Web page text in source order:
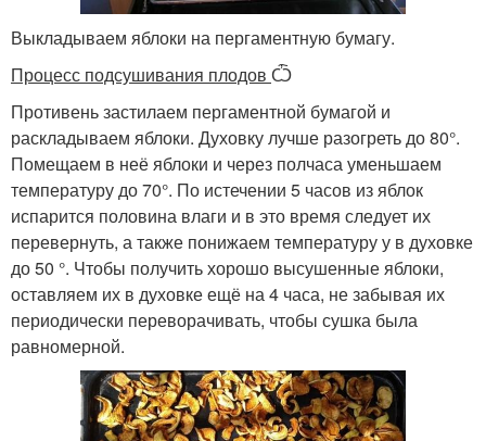
Выкладываем яблоки на пергаментную бумагу.
Процесс подсушивания плодов Ѽ
Противень застилаем пергаментной бумагой и
раскладываем яблоки. Духовку лучше разогреть до 80°.
Помещаем в неё яблоки и через полчаса уменьшаем
температуру до 70°. По истечении 5 часов из яблок
испарится половина влаги и в это время следует их
перевернуть, а также понижаем температуру у в духовке
до 50 °. Чтобы получить хорошо высушенные яблоки,
оставляем их в духовке ещё на 4 часа, не забывая их
периодически переворачивать, чтобы сушка была
равномерной.